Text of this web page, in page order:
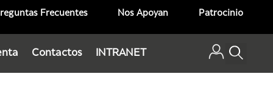
Frecuentes Nos Apoyan Patrocinio
Contactos INTRANET